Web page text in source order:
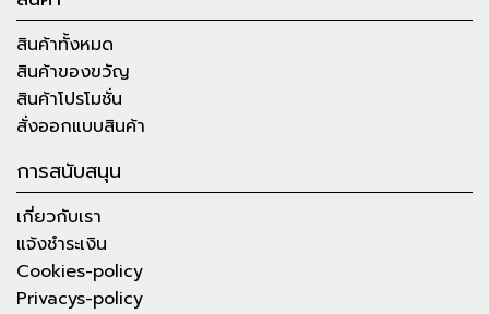
สินค้าทั้งหมด
สินค้าของขวัญ
สินค้าโปรโมชั่น
สั่งออกแบบสินค้า
การสนับสนุน
เกี่ยวกับเรา
แจ้งชำระเงิน
Cookies-policy
Privacys-policy